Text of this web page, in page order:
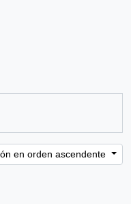
en orden ascendente